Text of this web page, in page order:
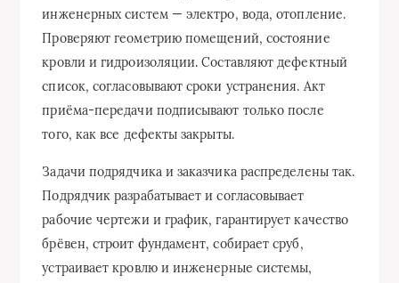
инженерных систем — электро, вода, отопление.
Проверяют геометрию помещений, состояние
кровли и гидроизоляции. Составляют дефектный
список, согласовывают сроки устранения. Акт
приёма-передачи подписывают только после
того, как все дефекты закрыты.
Задачи подрядчика и заказчика распределены так.
Подрядчик разрабатывает и согласовывает
рабочие чертежи и график, гарантирует качество
брёвен, строит фундамент, собирает сруб,
устраивает кровлю и инженерные системы,